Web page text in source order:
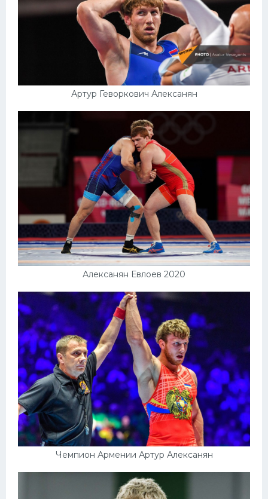
Артур Геворкович Алексанян
Алексанян Евлоев 2020
Чемпион Армении Артур Алексанян